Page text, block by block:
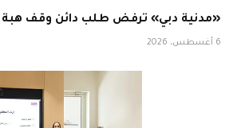
«مدنية دبي» ترفض طلب دائن وقف هبة بـ 22.5 مليون
6 أغسطس، 2026